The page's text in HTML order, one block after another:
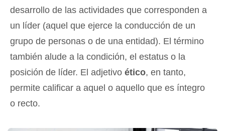
desarrollo de las actividades que corresponden a
un líder (aquel que ejerce la conducción de un
grupo de personas o de una entidad). El término
también alude a la condición, el estatus o la
posición de líder. El adjetivo ético, en tanto,
permite calificar a aquel o aquello que es íntegro
o recto.